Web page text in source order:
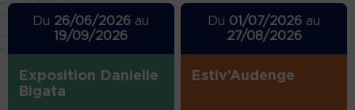
Du 26/06/2026 au
19/09/2026
Exposition Danielle
Bigata
Du 01/07/2026 au
27/08/2026
Estiv’Audenge